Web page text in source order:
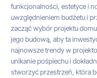
funkcjonalności, estetyce i
uwzględnieniem budżetu i
zacząć wybór projektu
jego budową, aby ta
najnowsze trendy w
unikanie pośpiechu i
stworzyć przestrzeń, która